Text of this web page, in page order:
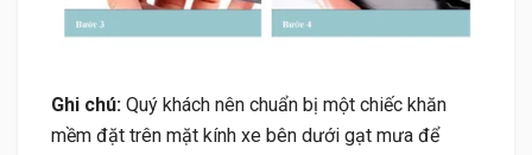
Ghi chú: Quý khách nên chuẩn bị một chiếc khăn
mềm đặt trên mặt kính xe bên dưới gạt mưa để